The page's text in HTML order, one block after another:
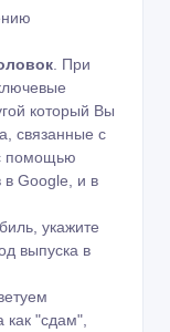
. При
который Вы
связанные с
помощью
в Google
и в
укажите
выпуска в
как "сдам",